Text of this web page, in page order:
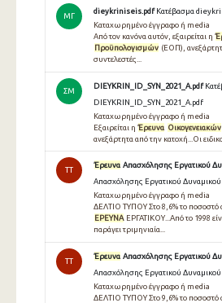
ΜΓ
dieykriniseis.pdf Κατέβασμα
Καταχωρημένο έγγραφο ή media
Από τον κανόνα αυτόν, εξαιρείται η
Προϋπολογισμών (ΕΟΠ),
συντελεστές...
ΣΜ
DIEYKRIN_ID_SYN_2021_A.pdf
DIEYKRIN_ID_SYN_2021_A.pdf
Καταχωρημένο έγγραφο ή media
Εξαιρείται η Έρευνα Οικογενειακών
ανεξάρτητα από την κατοχή...Οι
TT
Έρευνα Απασχόλησης Εργατικού
Απασχόλησης Εργατικού Δυναμικού
Καταχωρημένο έγγραφο ή media
ΔΕΛΤΙΟ ΤΥΠΟΥ Στο 8,6% το ποσοστό
ΕΡΕΥΝΑΕΡΓΑΤΙΚΟΥ...Από το 1998
παράγει τριμηνιαία...
TT
Έρευνα Απασχόλησης Εργατικού
Απασχόλησης Εργατικού Δυναμικού
Καταχωρημένο έγγραφο ή media
ΔΕΛΤΙΟ ΤΥΠΟΥ Στο 9,6% το ποσοστό